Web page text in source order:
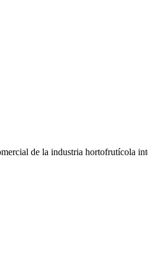
de la industria hortofrutícola